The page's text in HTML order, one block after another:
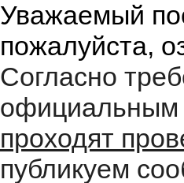
Уважаемый
пожалуйста,
Согласно
официальным
проходят
публикуем